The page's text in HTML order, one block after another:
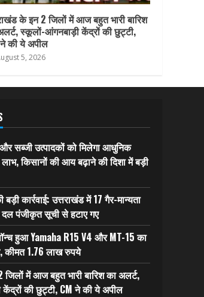
के इन 2 जिलों में आज बहुत भारी बारिश
स्कूलों-आंगनबाड़ी केंद्रों की छुट्टी,
की ये अपील
5, 2026
सब्जी उत्पादकों को मिलेगा आधुनिक
किसानों की आय बढ़ाने की दिशा में बड़ी
बड़ी कार्रवाई: उत्तराखंड में 17 गैर-मान्यता
दल पंजीकृत सूची से हटाए गए
हुआ Yamaha R15 V4 और MT-15 का
कीमत 1.76 लाख रुपये
में आज बहुत भारी बारिश का अलर्ट,
की छुट्टी, CM ने की ये अपील